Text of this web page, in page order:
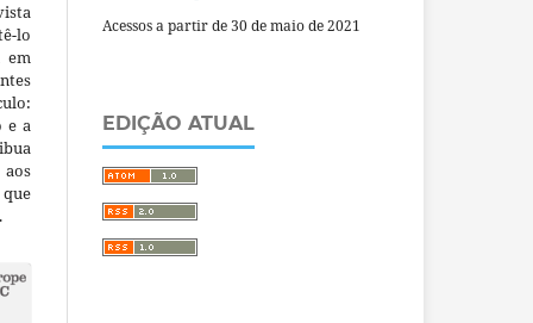
lo
em
e a
Acessos a partir de 30 de maio de 2021
EDIÇÃO ATUAL